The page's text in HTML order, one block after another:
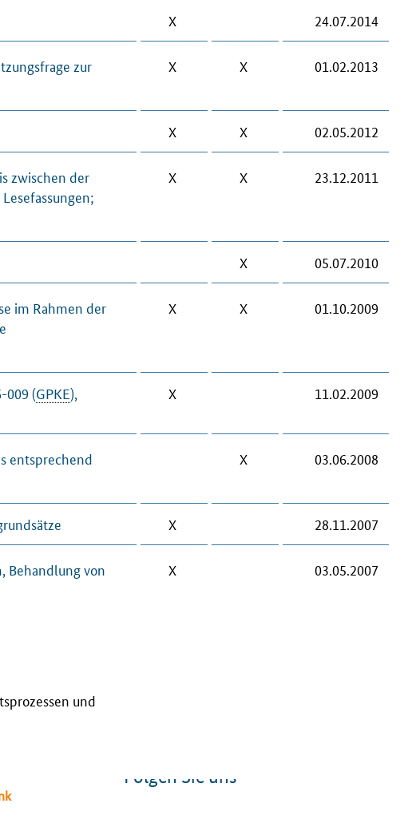
X 24.07.2014
zur
X X 01.02.2013
X X 02.05.2012
zwischen der
X X 23.12.2011
X 05.07.2010
im Rahmen der
X X 01.10.2009
009 (GPKE),
X 11.02.2009
entsprechend
X 03.06.2008
X 28.11.2007
Behandlung von
X 03.05.2007
und
Folgen Sie uns